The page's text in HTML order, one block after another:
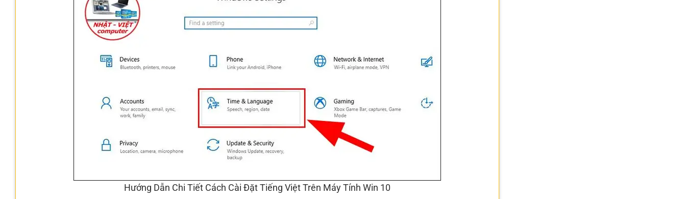
Hướng Dẫn Chi Tiết Cách Cài Đặt Tiếng Việt Trên Máy Tính Win 10